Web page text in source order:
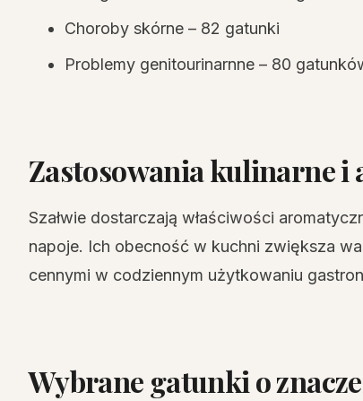
Choroby skórne – 82 gatunki
Problemy genitourinarnne – 80
Zastosowania kulinarne i
Szałwie dostarczają właściwości
napoje. Ich obecność w kuchni zwiększa
cennymi w codziennym użytkowaniu
Wybrane gatunki o